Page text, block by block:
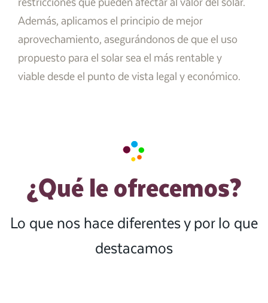
Además, aplicamos el principio de mejor
aprovechamiento, asegurándonos de que el uso
propuesto para el solar sea el más rentable y
viable desde el punto de vista legal y económico.
¿Qué le ofrecemos?
Lo que nos hace diferentes y por lo que
destacamos